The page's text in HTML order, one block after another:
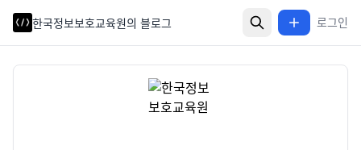
한국정보보호교육원의 블로그 로그인